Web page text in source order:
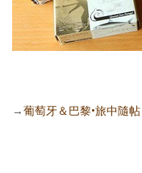
→葡萄牙＆巴黎•旅中隨帖